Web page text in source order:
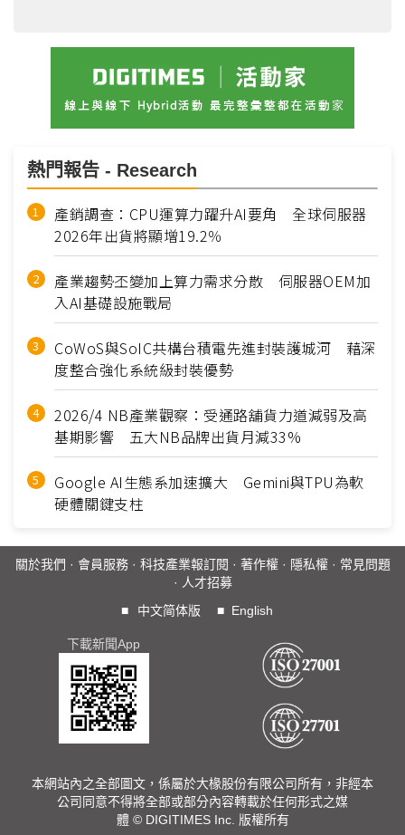
熱門報告 - Research
產銷調查：CPU運算力躍升AI要角 全球伺服器
2026年出貨將顯增19.2％
產業趨勢丕變加上算力需求分散 伺服器OEM加
入AI基礎設施戰局
CoWoS與SoIC共構台積電先進封裝護城河 藉深
度整合強化系統級封裝優勢
2026/4 NB產業觀察：受通路舖貨力道減弱及高
基期影響 五大NB品牌出貨月減33%
Google AI生態系加速擴大 Gemini與TPU為軟
硬體關鍵支柱
關於我們 · 會員服務· 科技產業報訂閱 · 著作權· 隱私權· 常見問題
· 人才招募
■
中文简体版 ■ English
下載新聞App
本網站內之全部圖文，係屬於大椽股份有限公司所有，非經本
公司同意不得將全部或部分內容轉載於任何形式之媒
體 © DIGITIMES Inc. 版權所有